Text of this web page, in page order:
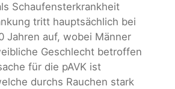
Schaufensterkrankheit
tritt hauptsächlich bei
Jahren auf, wobei Männer
Geschlecht betroffen
für die pAVK ist
durchs Rauchen stark